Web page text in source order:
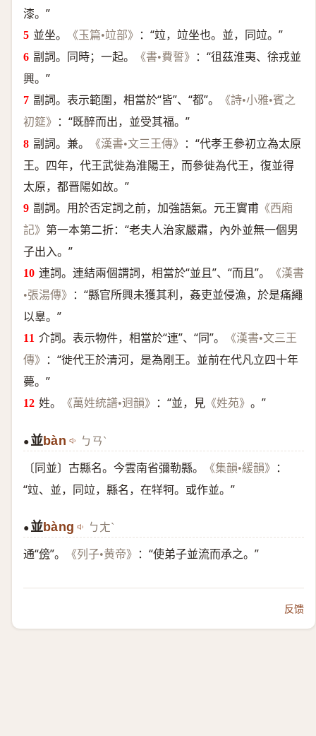
漆。”
並坐。
《玉篇•竝部》
：“竝，竝坐也。並，同竝。”
副詞。同時；一起。
《書•費誓》
：“徂茲淮夷、徐戎並
興。”
副詞。表示範圍，相當於“皆”、“都”。
《詩•小雅•賓之
初筵》
：“既醉而出，並受其福。”
副詞。兼。
《漢書•文三王傳》
：“代孝王參初立為太原
王。四年，代王武徙為淮陽王，而參徙為代王，復並得
太原，都晋陽如故。”
副詞。用於否定詞之前，加強語氣。元王實甫 《西廂
記》 第一本第二折：“老夫人治家嚴肅，內外並無一個男
子出入。”
連詞。連結兩個謂詞，相當於“並且”、“而且”。
《漢書
•張湯傳》
：“縣官所興未獲其利，姦吏並侵漁，於是痛繩
以辠。”
介詞。表示物件，相當於“連”、“同”。
《漢書•文三王
傳》
：“徙代王於清河，是為剛王。並前在代凡立四十年
薨。”
姓。
《萬姓統譜•迥韻》 ：“並，見《姓苑》 。”
● 並bàn ㄅㄢˋ
〔同並〕古縣名。今雲南省彌勒縣。 《集韻•緩韻》
：
“竝、並，同竝，縣名，在䍧牱。或作並。”
● 並bàng ㄅㄤˋ
通“傍”。 《列子•黄帝》 ：“使弟子並流而承之。”
反馈